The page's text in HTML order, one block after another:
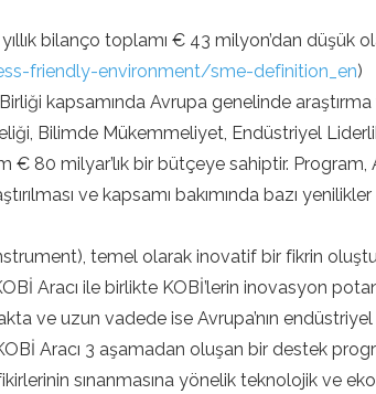
bilanço toplamı € 43 milyon’dan düşük
friendly-environment/sme-definition_en)
kapsamında Avrupa genelinde
Bilimde Mükemmeliyet, Endüstriyel
80 milyar’lık bir bütçeye sahiptir. Program,
ve kapsamı bakımında bazı
temel olarak inovatif bir fikrin
Aracı ile birlikte KOBİ’lerin inovasyon
ve uzun vadede ise Avrupa’nın endüstriyel
Aracı 3 aşamadan oluşan bir destek
sınanmasına yönelik teknolojik ve